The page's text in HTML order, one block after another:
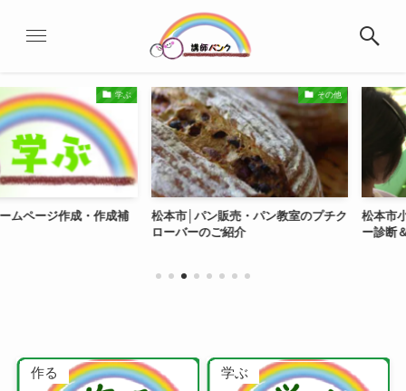
学ぶ
作成・作成補
その他
松本市│パン販売・パン教室のプチク
ローバーのご紹介
松本市小顔に見
ー診断＆レッス
作る 学ぶ